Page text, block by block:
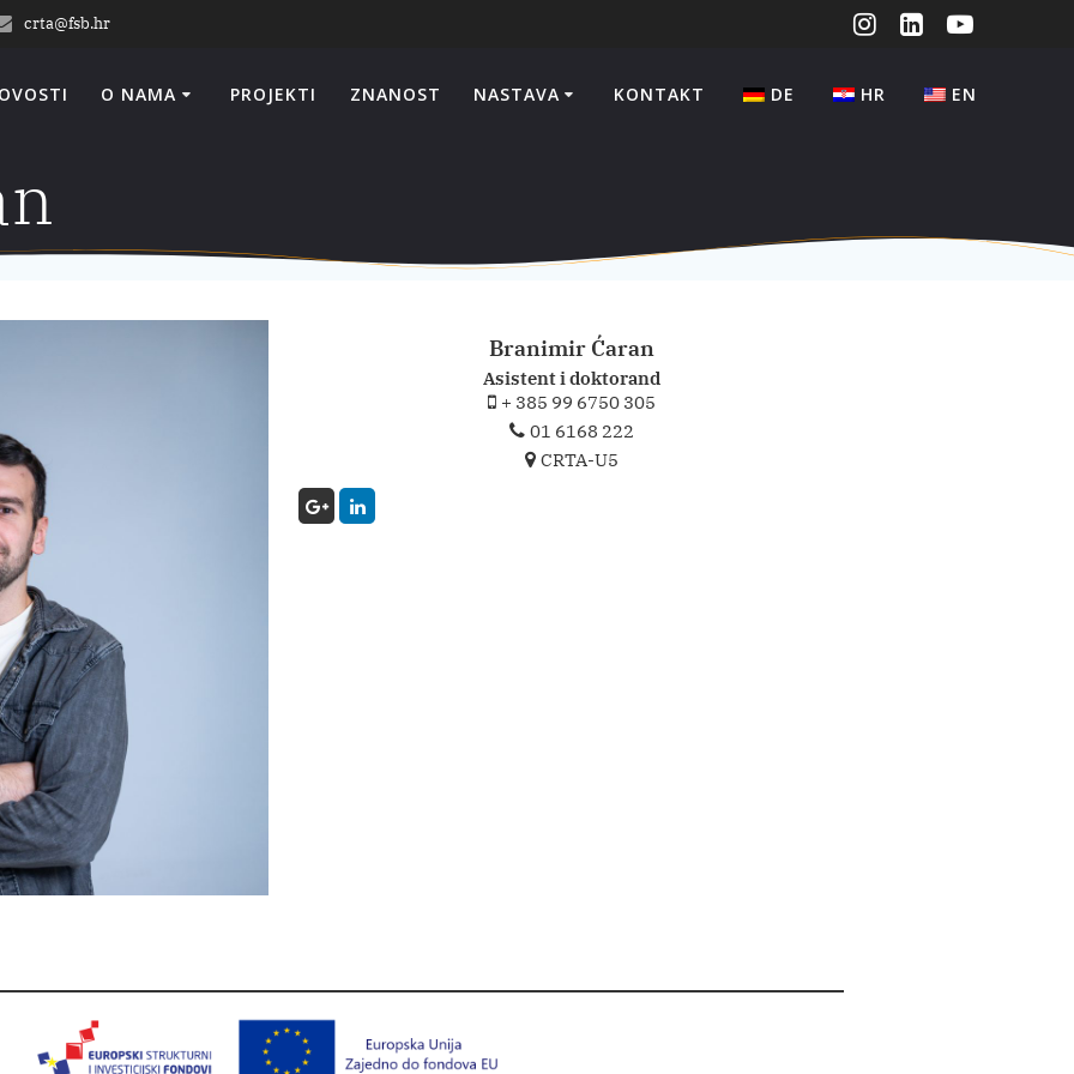
crta@fsb.hr
O NAMA PROJEKTI ZNANOST NASTAVA KONTAKT DE HR EN
Branimir Ćaran
Asistent i doktorand
+ 385 99 6750 305
01 6168 222
CRTA-U5